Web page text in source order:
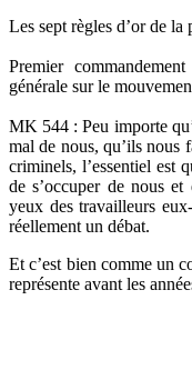
Les sept règles d’or de la
Premier
générale sur le
MK 544 : Peu importe
mal de nous, qu’ils nous
criminels, l’essentiel est
de s’occuper de nous
yeux des travailleurs
réellement un débat.
Et c’est bien comme un
représente avant les